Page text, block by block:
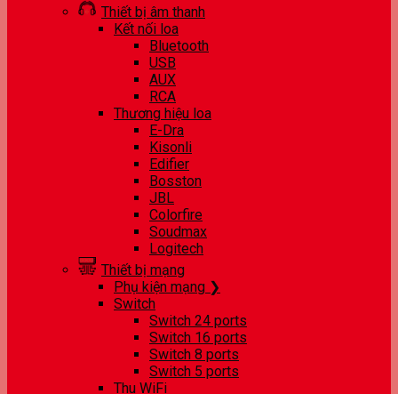
Thiết bị âm thanh
Kết nối loa
Bluetooth
USB
AUX
RCA
Thương hiệu loa
E-Dra
Kisonli
Edifier
Bosston
JBL
Colorfire
Soudmax
Logitech
Thiết bị mạng
Phụ kiện mạng ❯
Switch
Switch 24 ports
Switch 16 ports
Switch 8 ports
Switch 5 ports
Thu WiFi